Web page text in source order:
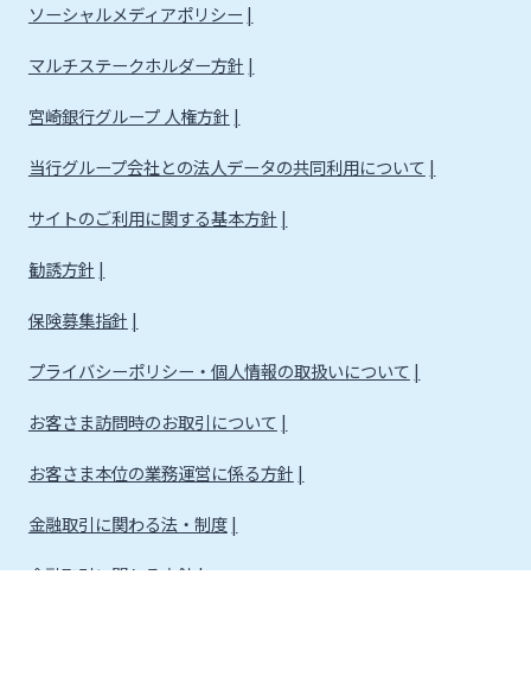
ソーシャルメディアポリシー
マルチステークホルダー方針
宮崎銀行グループ 人権方針
当行グループ会社との法人データの共同利用について
サイトのご利用に関する基本方針
勧誘方針
保険募集指針
プライバシーポリシー・個人情報の取扱いについて
お客さま訪問時のお取引について
お客さま本位の業務運営に係る方針
金融取引に関わる法・制度
金融取引に関わる方針